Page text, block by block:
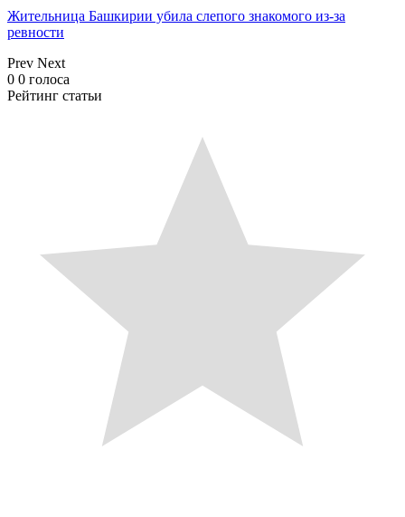
Жительница Башкирии убила слепого знакомого из-за
ревности
Prev Next
0 0 голоса
Рейтинг статьи